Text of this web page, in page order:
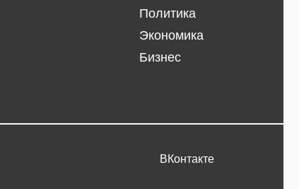
Политика
Экономика
Бизнес
ВКонтакте